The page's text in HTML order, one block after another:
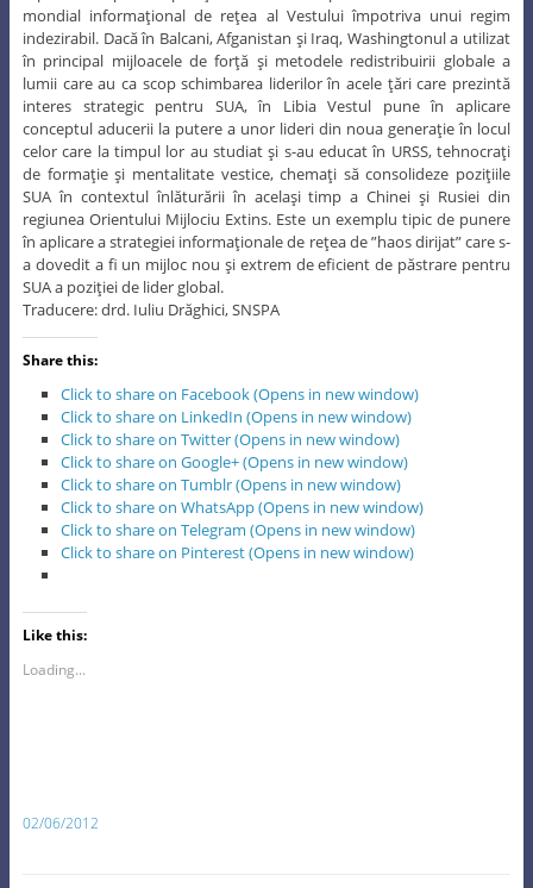
mondial informaţional de reţea al Vestului împotriva unui regim
indezirabil. Dacă în Balcani, Afganistan şi Iraq, Washingtonul a utilizat
în principal mijloacele de forţă şi metodele redistribuirii globale a
lumii care au ca scop schimbarea liderilor în acele ţări care prezintă
interes strategic pentru SUA, în Libia Vestul pune în aplicare
conceptul aducerii la putere a unor lideri din noua generaţie în locul
celor care la timpul lor au studiat şi s-au educat în URSS, tehnocraţi
de formaţie şi mentalitate vestice, chemaţi să consolideze poziţiile
SUA în contextul înlăturării în acelaşi timp a Chinei şi Rusiei din
regiunea Orientului Mijlociu Extins. Este un exemplu tipic de punere
în aplicare a strategiei informaţionale de reţea de ”haos dirijat” care s-
a dovedit a fi un mijloc nou şi extrem de eficient de păstrare pentru
SUA a poziţiei de lider global.
Traducere: drd. Iuliu Drăghici, SNSPA
Share this:
Click to share on Facebook (Opens in new window)
Click to share on LinkedIn (Opens in new window)
Click to share on Twitter (Opens in new window)
Click to share on Google+ (Opens in new window)
Click to share on Tumblr (Opens in new window)
Click to share on WhatsApp (Opens in new window)
Click to share on Telegram (Opens in new window)
Click to share on Pinterest (Opens in new window)
Like this:
Loading...
02/06/2012